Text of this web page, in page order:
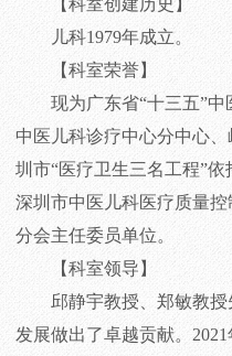
【科室创建历史】
儿科1979年成立。
【科室荣誉】
现为广东省“十三五”中
中医儿科诊疗中心分中心
圳市“医疗卫生三名工程”依
深圳市中医儿科医疗质量
分会主任委员单位。
【科室领导】
邱静宇教授、郑敏教
发展做出了卓越贡献。